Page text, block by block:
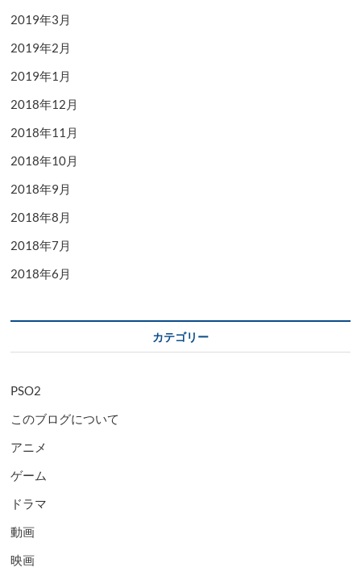
2019年3月
2019年2月
2019年1月
2018年12月
2018年11月
2018年10月
2018年9月
2018年8月
2018年7月
2018年6月
カテゴリー
PSO2
このブログについて
アニメ
ゲーム
ドラマ
動画
映画